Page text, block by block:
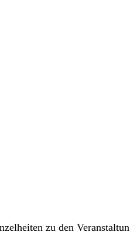
zu den